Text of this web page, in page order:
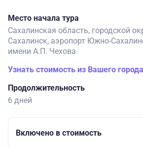
Место начала тура
Сахалинская область, городской
Сахалинск, аэропорт Южно-
имени А.П. Чехова
Узнать стоимость из Вашего города
Продолжительность
6 дней
Включено в стоимость